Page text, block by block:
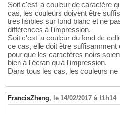
Soit c'est la couleur de caractère
cas, les couleurs doivent être
très lisibles sur fond blanc et ne
différences à l'impression.
Soit c'est la couleur du fond de
ce cas, elle doit être suffisamment
pour que les caractères noirs
bien à l'écran qu'à l'impression.
Dans tous les cas, les couleurs ne
FrancisZheng, le 14/02/2017 à 11h14